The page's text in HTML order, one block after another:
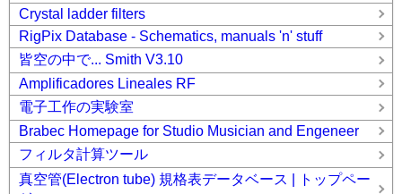
Crystal ladder filters
RigPix Database - Schematics, manuals 'n' stuff
皆空の中で... Smith V3.10
Amplificadores Lineales RF
電子工作の実験室
Brabec Homepage for Studio Musician and Engeneer
フィルタ計算ツール
真空管(Electron tube) 規格表データベース | トップペー